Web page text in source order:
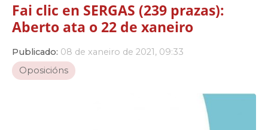
Fai clic en SERGAS (239 prazas):
Aberto ata o 22 de xaneiro
Publicado: 08 de xaneiro de 2021, 09:33
Oposicións